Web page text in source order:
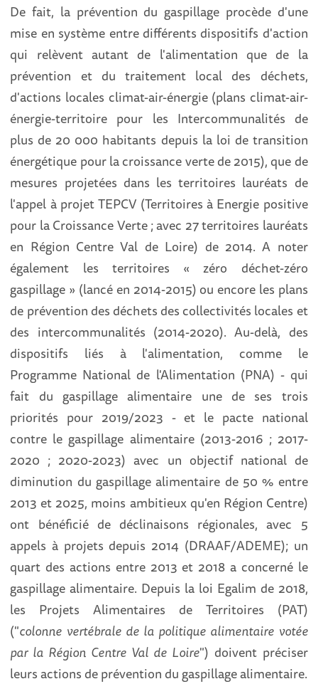
De fait, la prévention du gaspillage procède d'une
mise en système entre différents dispositifs d'action
qui relèvent autant de l'alimentation que de la
prévention et du traitement local des déchets,
d'actions locales climat-air-énergie (plans climat-air-
énergie-territoire pour les Intercommunalités de
plus de 20 000 habitants depuis la loi de transition
énergétique pour la croissance verte de 2015), que de
mesures projetées dans les territoires lauréats de
l'appel à projet TEPCV (Territoires à Energie positive
pour la Croissance Verte ; avec 27 territoires lauréats
en Région Centre Val de Loire) de 2014. A noter
également les territoires « zéro déchet-zéro
gaspillage » (lancé en 2014-2015) ou encore les plans
de prévention des déchets des collectivités locales et
des intercommunalités (2014-2020). Au-delà, des
dispositifs liés à l'alimentation, comme le
Programme National de l'Alimentation (PNA) - qui
fait du gaspillage alimentaire une de ses trois
priorités pour 2019/2023 - et le pacte national
contre le gaspillage alimentaire (2013-2016 ; 2017-
2020 ; 2020-2023) avec un objectif national de
diminution du gaspillage alimentaire de 50 % entre
2013 et 2025, moins ambitieux qu'en Région Centre)
ont bénéficié de déclinaisons régionales, avec 5
appels à projets depuis 2014 (DRAAF/ADEME); un
quart des actions entre 2013 et 2018 a concerné le
gaspillage alimentaire. Depuis la loi Egalim de 2018,
les Projets Alimentaires de Territoires (PAT)
("colonne vertébrale de la politique alimentaire votée
par la Région Centre Val de Loire") doivent préciser
leurs actions de prévention du gaspillage alimentaire.